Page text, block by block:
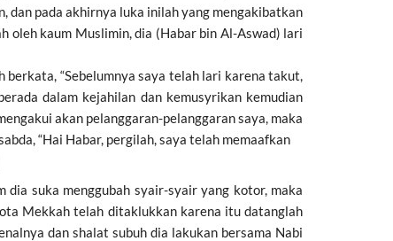
dan pada akhirnya luka inilah yang mengakibatkan
oleh kaum Muslimin, dia (Habar bin Al-Aswad) lari
“Sebelumnya saya telah lari karena takut,
dalam kejahilan dan kemusyrikan kemudian
akan pelanggaran-pelanggaran saya, maka
“Hai Habar, pergilah, saya telah memaafkan
dia suka menggubah syair-syair yang kotor, maka
Mekkah telah ditaklukkan karena itu datanglah
dan shalat subuh dia lakukan bersama Nabi